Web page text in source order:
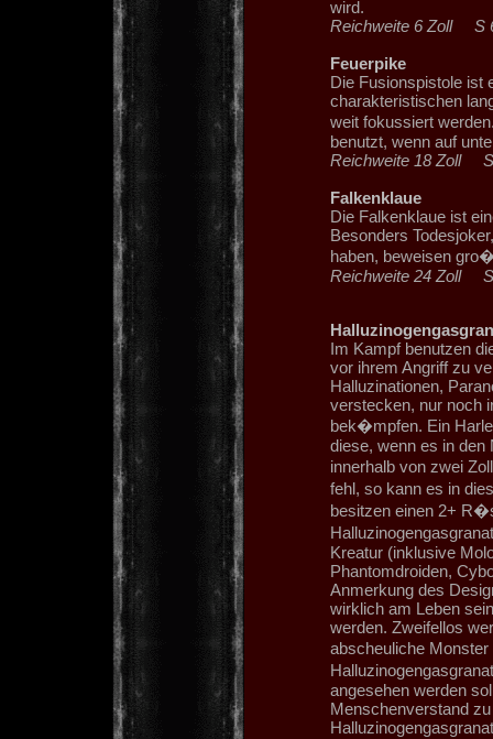
wird.
Reichweite 6 Zoll
Feuerpike
Die Fusionspistole ist
charakteristischen
weit fokussiert
benutzt, wenn auf
Reichweite 18
Falkenklaue
Die Falkenklaue ist
Besonders
haben, beweisen
Reichweite 24
Im Kampf benutzen
vor ihrem Angriff zu
Halluzinationen,
verstecken, nur noch
bek�mpfen. Ein
diese, wenn es in den
innerhalb von zwei
fehl, so kann es in
besitzen einen 2+
Kreatur (inklusive
Phantomdroiden,
Anmerkung des
wirklich am Leben
werden. Zweifellos
abscheuliche
angesehen werden
Menschenverstand